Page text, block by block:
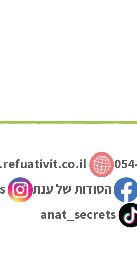
הסודות של ענת
anat_secrets